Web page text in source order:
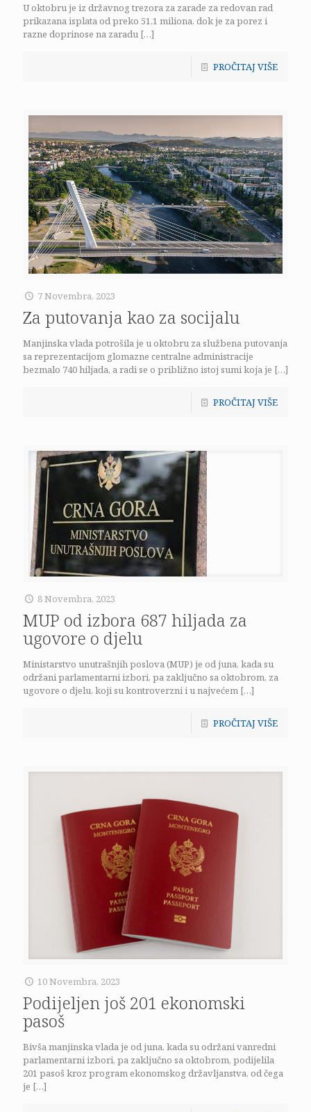
U oktobru je iz državnog trezora za zarade za redovan rad
prikazana isplata od preko 51,1 miliona, dok je za porez i
razne doprinose na zaradu […]
PROČITAJ VIŠE
7 Novembra, 2023
Za putovanja kao za socijalu
Manjinska vlada potrošila je u oktobru za službena putovanja
sa reprezentacijom glomazne centralne administracije
bezmalo 740 hiljada, a radi se o približno istoj sumi koja je […]
PROČITAJ VIŠE
8 Novembra, 2023
MUP od izbora 687 hiljada za
ugovore o djelu
Ministarstvo unutrašnjih poslova (MUP) je od juna, kada su
održani parlamentarni izbori, pa zaključno sa oktobrom, za
ugovore o djelu, koji su kontroverzni i u najvećem […]
PROČITAJ VIŠE
10 Novembra, 2023
Podijeljen još 201 ekonomski
pasoš
Bivša manjinska vlada je od juna, kada su održani vanredni
parlamentarni izbori, pa zaključno sa oktobrom, podijelila
201 pasoš kroz program ekonomskog državljanstva, od čega
je […]